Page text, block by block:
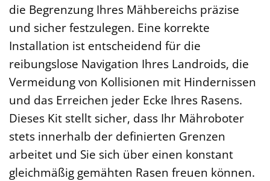
die Begrenzung Ihres Mähbereichs präzise
und sicher festzulegen. Eine korrekte
Installation ist entscheidend für die
reibungslose Navigation Ihres Landroids, die
Vermeidung von Kollisionen mit Hindernissen
und das Erreichen jeder Ecke Ihres Rasens.
Dieses Kit stellt sicher, dass Ihr Mähroboter
stets innerhalb der definierten Grenzen
arbeitet und Sie sich über einen konstant
gleichmäßig gemähten Rasen freuen können.